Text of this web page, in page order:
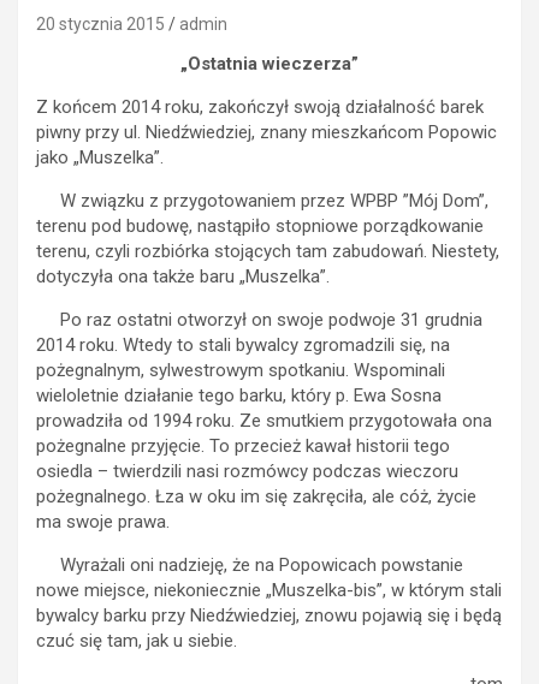
20 stycznia 2015 admin
„Ostatnia wieczerza”
Z końcem 2014 roku, zakończył swoją działalność barek
piwny przy ul. Niedźwiedziej, znany mieszkańcom Popowic
jako „Muszelka”.
W związku z przygotowaniem przez WPBP ”Mój Dom”,
terenu pod budowę, nastąpiło stopniowe porządkowanie
terenu, czyli rozbiórka stojących tam zabudowań. Niestety,
dotyczyła ona także baru „Muszelka”.
Po raz ostatni otworzył on swoje podwoje 31 grudnia
2014 roku. Wtedy to stali bywalcy zgromadzili się, na
pożegnalnym, sylwestrowym spotkaniu. Wspominali
wieloletnie działanie tego barku, który p. Ewa Sosna
prowadziła od 1994 roku. Ze smutkiem przygotowała ona
pożegnalne przyjęcie. To przecież kawał historii tego
osiedla – twierdzili nasi rozmówcy podczas wieczoru
pożegnalnego. Łza w oku im się zakręciła, ale cóż, życie
ma swoje prawa.
Wyrażali oni nadzieję, że na Popowicach powstanie
nowe miejsce, niekoniecznie „Muszelka-bis”, w którym stali
bywalcy barku przy Niedźwiedziej, znowu pojawią się i będą
czuć się tam, jak u siebie.